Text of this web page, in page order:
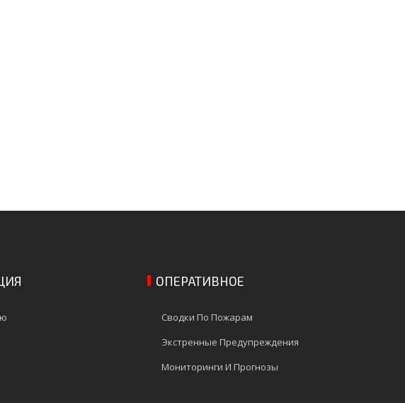
ОПЕРАТИВНОЕ
Сводки По Пожарам
Экстренные Предупреждения
Мониторинги И Прогнозы